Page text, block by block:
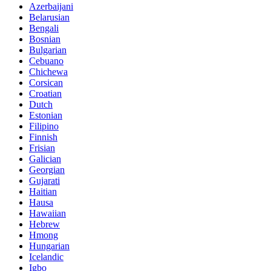
Azerbaijani
Belarusian
Bengali
Bosnian
Bulgarian
Cebuano
Chichewa
Corsican
Croatian
Dutch
Estonian
Filipino
Finnish
Frisian
Galician
Georgian
Gujarati
Haitian
Hausa
Hawaiian
Hebrew
Hmong
Hungarian
Icelandic
Igbo